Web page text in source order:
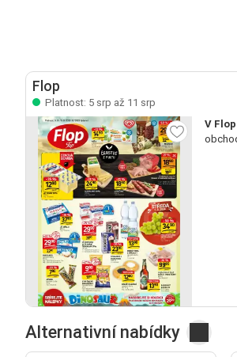
Flop
Platnost: 5 srp až 11 srp
V
Alternativní nabídky